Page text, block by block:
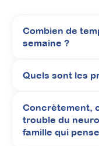
Combien de
semaine ?
Quels sont les
Concrètement,
trouble du
famille qui